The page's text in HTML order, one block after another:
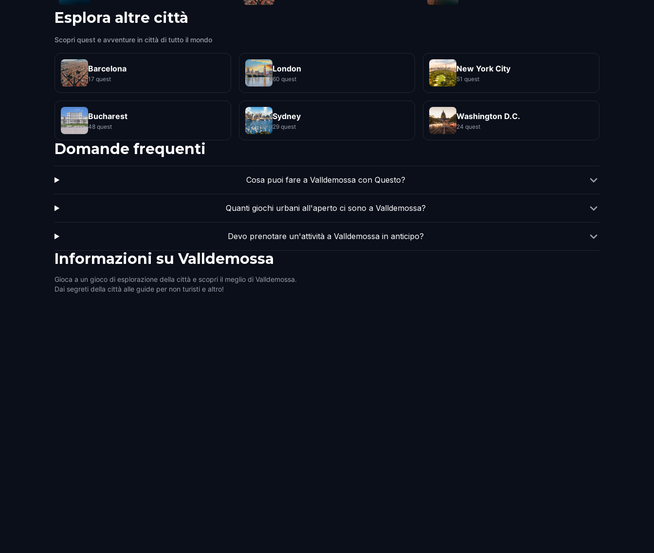
Esplora altre città
Scopri quest e avventure in città di tutto il mondo
Barcelona
17 quest
London
60 quest
New York City
51 quest
Bucharest
48 quest
Sydney
29 quest
Washington D.C.
24 quest
Domande frequenti
Cosa puoi fare a Valldemossa con Questo?
Quanti giochi urbani all'aperto ci sono a Valldemossa?
Devo prenotare un'attività a Valldemossa in anticipo?
Informazioni su Valldemossa
Gioca a un gioco di esplorazione della città e scopri il meglio di Valldemossa.
Dai segreti della città alle guide per non turisti e altro!